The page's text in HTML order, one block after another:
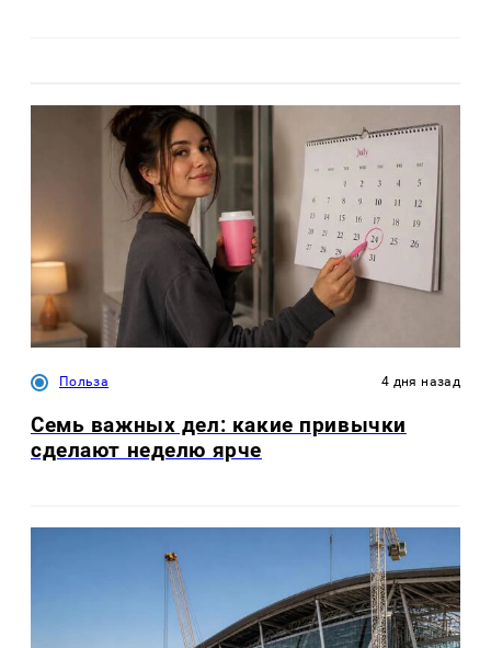
Польза 4 дня назад
Семь важных дел: какие привычки
сделают неделю ярче